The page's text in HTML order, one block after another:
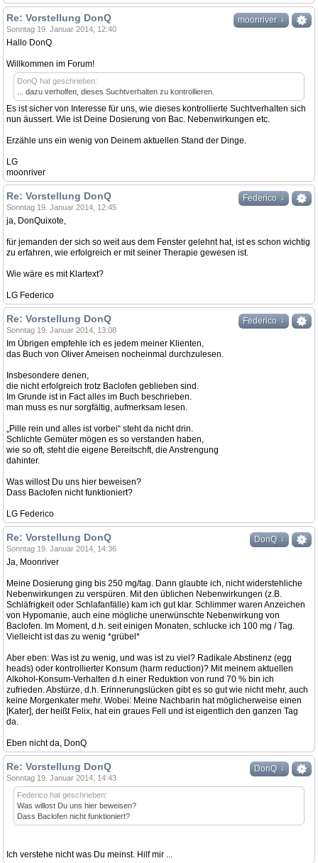
moonriver ↓
Re: Vorstellung DonQ
Sonntag 19. Januar 2014, 12:40
Hallo DonQ
Willkommen im Forum!
DonQ hat geschrieben:
... dazu verholfen, dieses Suchtverhalten zu kontrollieren.
Es ist sicher von Interesse für uns, wie dieses kontrollierte Suchtverhalten sich
nun äussert. Wie ist Deine Dosierung von Bac. Nebenwirkungen etc.
Erzähle uns ein wenig von Deinem aktuellen Stand der Dinge.
LG
moonriver
Federico ↓
Re: Vorstellung DonQ
Sonntag 19. Januar 2014, 12:45
ja, DonQuixote,
für jemanden der sich so weit aus dem Fenster gelehnt hat, ist es schon wichtig
zu erfahren, wie erfolgreich er mit seiner Therapie gewesen ist.
Wie wäre es mit Klartext?
LG Federico
Federico ↓
Re: Vorstellung DonQ
Sonntag 19. Januar 2014, 13:08
Im Übrigen empfehle ich es jedem meiner Klienten,
das Buch von Oliver Ameisen nocheinmal durchzulesen.
Insbesondere denen,
die nicht erfolgreich trotz Baclofen geblieben sind.
Im Grunde ist in Fact alles im Buch beschrieben.
man muss es nur sorgfältig, aufmerksam lesen.
„Pille rein und alles ist vorbei“ steht da nicht drin.
Schlichte Gemüter mögen es so verstanden haben,
wie so oft, steht die eigene Bereitschft, die Anstrengung
dahinter.
Was willost Du uns hier beweisen?
Dass Baclofen nicht funktioniert?
LG Federico
DonQ ↓
Re: Vorstellung DonQ
Sonntag 19. Januar 2014, 14:36
Ja, Moonriver
Meine Dosierung ging bis 250 mg/tag. Dann glaubte ich, nicht widerstehliche
Nebenwirkungen zu verspüren. Mit den üblichen Nebenwirkungen (z.B.
Schläfrigkeit oder Schlafanfälle) kam ich gut klar. Schlimmer waren Anzeichen
von Hypomanie, auch eine mögliche unerwünschte Nebenwirkung von
Baclofen. Im Moment, d.h. seit einigen Monaten, schlucke ich 100 mg / Tag.
Vielleicht ist das zu wenig *grübel*
Aber eben: Was ist zu wenig, und was ist zu viel? Radikale Abstinenz (egg
heads) oder kontrollierter Konsum (harm reduction)? Mit meinem aktuellen
Alkohol-Konsum-Verhalten d.h einer Reduktion von rund 70 % bin ich
zufrieden. Abstürze, d.h. Erinnerungslücken gibt es so gut wie nicht mehr, auch
keine Morgenkater mehr. Wobei: Meine Nachbarin hat möglicherweise einen
[Kater], der heißt Felix, hat ein graues Fell und ist eigentlich den ganzen Tag
da.
Eben nicht da, DonQ
DonQ ↓
Re: Vorstellung DonQ
Sonntag 19. Januar 2014, 14:43
Federico hat geschrieben:
Was willost Du uns hier beweisen?
Dass Baclofen nicht funktioniert?
Ich verstehe nicht was Du meinst. Hilf mir ...